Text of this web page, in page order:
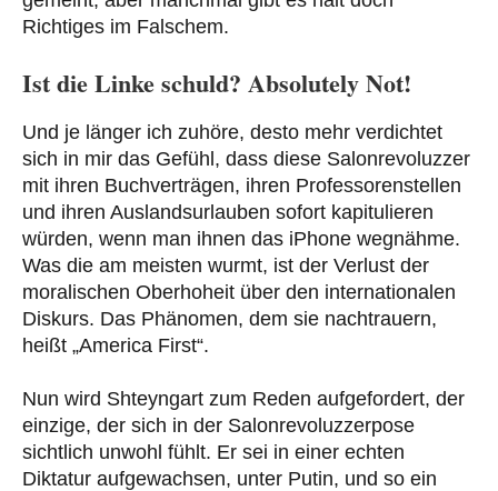
Richtiges im Falschem.
Ist die Linke schuld? Absolutely Not!
Und je länger ich zuhöre, desto mehr verdichtet
sich in mir das Gefühl, dass diese Salonrevoluzzer
mit ihren Buchverträgen, ihren Professorenstellen
und ihren Auslandsurlauben sofort kapitulieren
würden, wenn man ihnen das iPhone wegnähme.
Was die am meisten wurmt, ist der Verlust der
moralischen Oberhoheit über den internationalen
Diskurs. Das Phänomen, dem sie nachtrauern,
heißt „America First“.
Nun wird Shteyngart zum Reden aufgefordert, der
einzige, der sich in der Salonrevoluzzerpose
sichtlich unwohl fühlt. Er sei in einer echten
Diktatur aufgewachsen, unter Putin, und so ein